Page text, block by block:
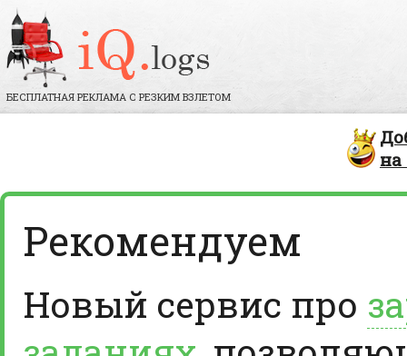
БЕСПЛАТНАЯ РЕКЛАМА С РЕЗКИМ ВЗЛЕТОМ
на
Рекомендуем
Новый сервис про